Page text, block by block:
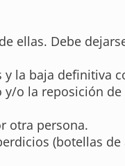
ellas. Debe
la baja definitiva
o la reposición
otra persona.
(botellas